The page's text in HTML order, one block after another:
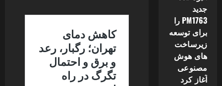
جدید
PM1763 را
برای توسعه
زیرساخت
های هوش
مصنوعی
آغاز کرد